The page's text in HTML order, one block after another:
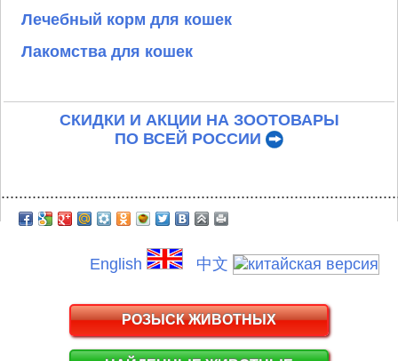
Лечебный корм для кошек
Лакомства для кошек
СКИДКИ И АКЦИИ НА ЗООТОВАРЫ
ПО ВСЕЙ РОССИИ
English 中文
РОЗЫСК ЖИВОТНЫХ